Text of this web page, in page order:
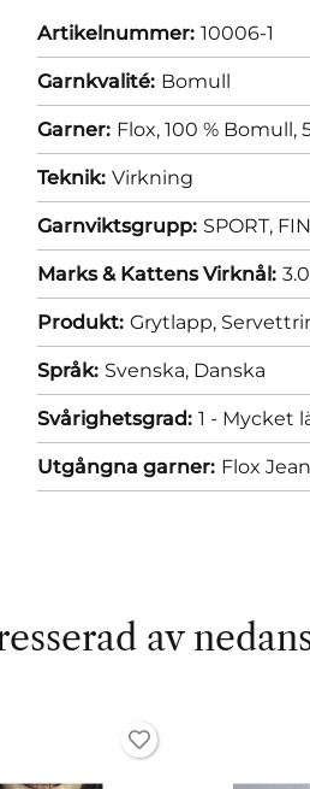
Artikelnummer: 10006-1
Garnkvalité: Bomull
Garner: Flox, 100 % Bomull,
Teknik: Virkning
Garnviktsgrupp: SPORT,
Marks & Kattens Virknål:
Produkt: Grytlapp,
Språk: Svenska, Danska
Svårighetsgrad: 1 - Mycket
Utgångna garner: Flox
av